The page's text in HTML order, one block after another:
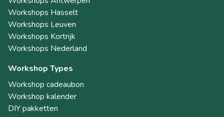
Workshops Hasselt
Workshops Leuven
Workshops Kortrijk
Workshops Nederland
Workshop Types
Workshop cadeaubon
Workshop kalender
DIY pakketten